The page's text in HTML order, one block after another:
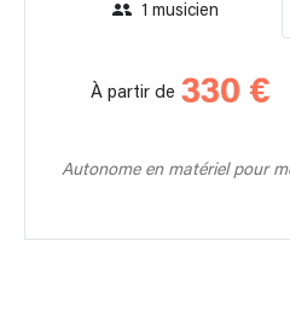
1 musicien
À partir de 330 €
Autonome en matériel pour